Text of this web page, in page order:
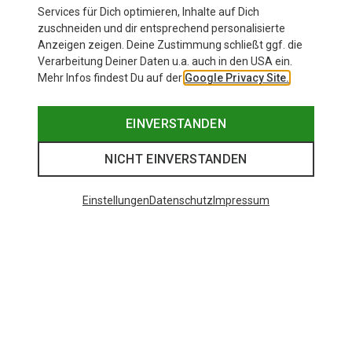
Services für Dich optimieren, Inhalte auf Dich
zuschneiden und dir entsprechend personalisierte
Anzeigen zeigen. Deine Zustimmung schließt ggf. die
Verarbeitung Deiner Daten u.a. auch in den USA ein.
Mehr Infos findest Du auf der Google Privacy Site.
EINVERSTANDEN
NICHT EINVERSTANDEN
EinstellungenDatenschutz Impressum